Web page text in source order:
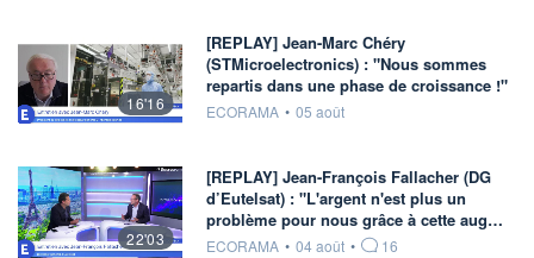
16'16
[REPLAY] Jean-Marc Chéry
(STMicroelectronics) : "Nous sommes
repartis dans une phase de croissance !"
information fournie par
ECORAMA • 05 août
22'03
[REPLAY] Jean-François Fallacher (DG
d’Eutelsat) : "L'argent n'est plus un
problème pour nous grâce à cette aug…
information fournie par
ECORAMA • 04 août • 16